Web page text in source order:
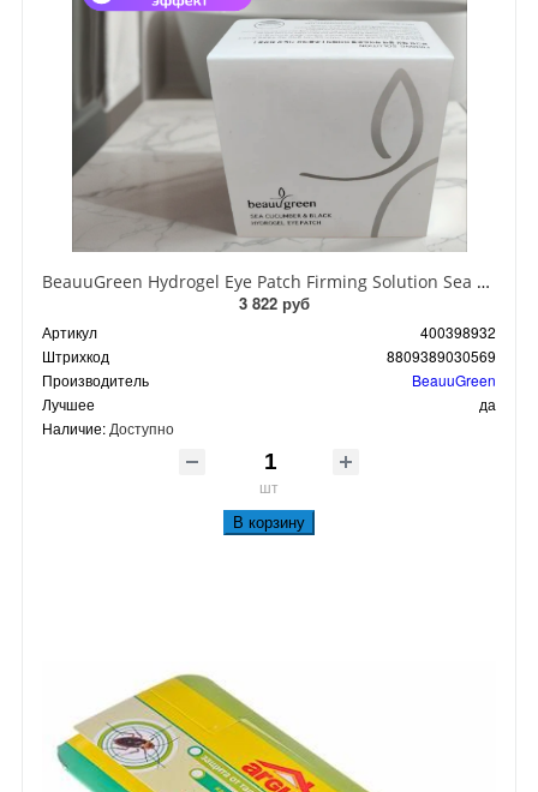
BeauuGreen Hydrogel Eye Patch Firming Solution Sea Cocumber & Black Гидрогелевые патчи для кожи вокруг глаз с экстрактом черного морского огурца 60 шт 90 гр
3 822 руб
Артикул
400398932
Штрихкод
8809389030569
Производитель
BeauuGreen
Лучшее
да
Наличие: Доступно
шт
В корзину